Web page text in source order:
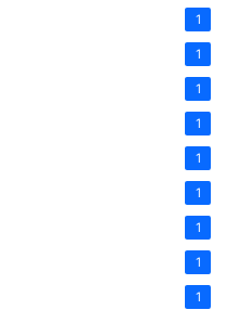
1
1
1
1
1
1
1
1
1